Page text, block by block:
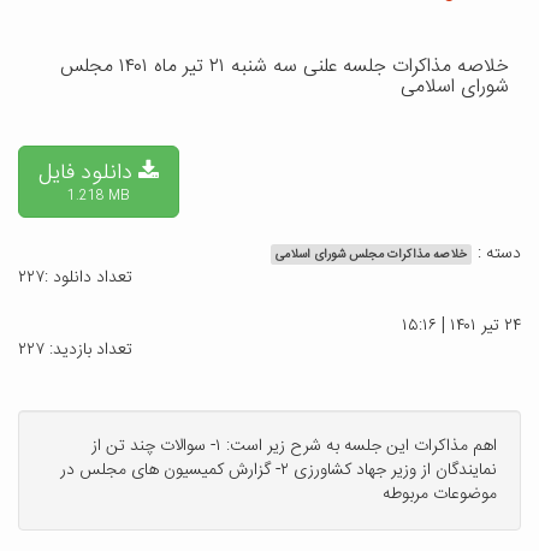
خلاصه مذاکرات جلسه علنی سه شنبه ۲۱ تیر ماه ۱۴۰۱ مجلس
شورای اسلامی
دانلود فایل
1.218 MB
دسته : خلاصه مذاکرات مجلس شورای اسلامی
تعداد دانلود :۲۲۷
۲۴ تیر ۱۴۰۱ | ۱۵:۱۶
تعداد بازدید: ۲۲۷
اهم مذاکرات این جلسه به شرح زیر است: ۱- سوالات چند تن از
نمایندگان از وزیر جهاد کشاورزی ۲- گزارش کمیسیون های مجلس در
موضوعات مربوطه